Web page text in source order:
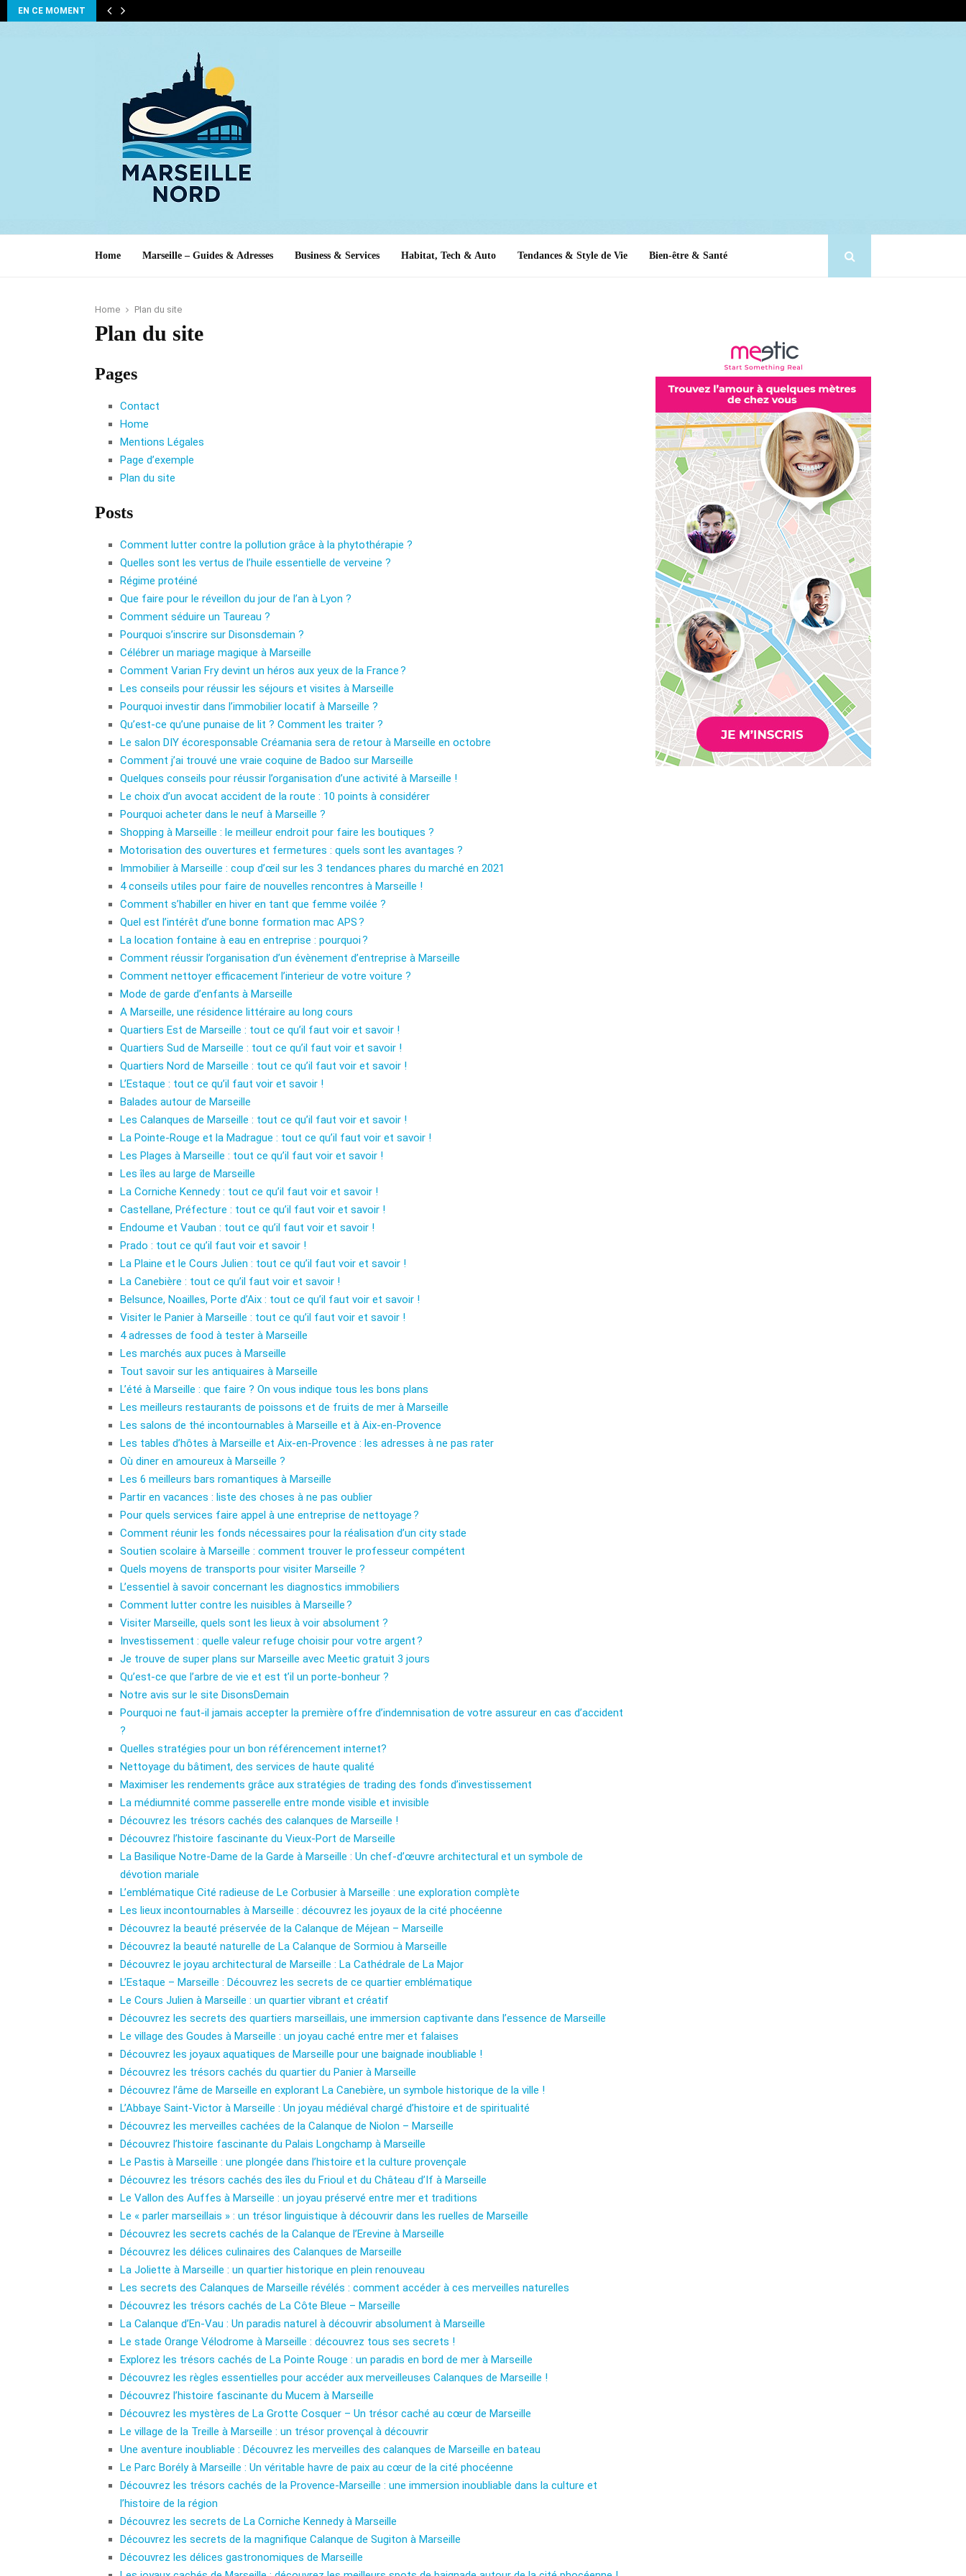
EN CE MOMENT
Home Marseille – Guides & Adresses Business & Services Habitat, Tech & Auto Tendances & Style de Vie Bien-être & Santé
Home Plan du site
Plan du site
Pages
Contact
Home
Mentions Légales
Page d’exemple
Plan du site
Posts
Comment lutter contre la pollution grâce à la phytothérapie ?
Quelles sont les vertus de l’huile essentielle de verveine ?
Régime protéiné
Que faire pour le réveillon du jour de l’an à Lyon ?
Comment séduire un Taureau ?
Pourquoi s’inscrire sur Disonsdemain ?
Célébrer un mariage magique à Marseille
Comment Varian Fry devint un héros aux yeux de la France ?
Les conseils pour réussir les séjours et visites à Marseille
Pourquoi investir dans l’immobilier locatif à Marseille ?
Qu’est-ce qu’une punaise de lit ? Comment les traiter ?
Le salon DIY écoresponsable Créamania sera de retour à Marseille en octobre
Comment j’ai trouvé une vraie coquine de Badoo sur Marseille
Quelques conseils pour réussir l’organisation d’une activité à Marseille !
Le choix d’un avocat accident de la route : 10 points à considérer
Pourquoi acheter dans le neuf à Marseille ?
Shopping à Marseille : le meilleur endroit pour faire les boutiques ?
Motorisation des ouvertures et fermetures : quels sont les avantages ?
Immobilier à Marseille : coup d’œil sur les 3 tendances phares du marché en 2021
4 conseils utiles pour faire de nouvelles rencontres à Marseille !
Comment s’habiller en hiver en tant que femme voilée ?
Quel est l’intérêt d’une bonne formation mac APS ?
La location fontaine à eau en entreprise : pourquoi ?
Comment réussir l’organisation d’un évènement d’entreprise à Marseille
Comment nettoyer efficacement l’interieur de votre voiture ?
Mode de garde d’enfants à Marseille
A Marseille, une résidence littéraire au long cours
Quartiers Est de Marseille : tout ce qu’il faut voir et savoir !
Quartiers Sud de Marseille : tout ce qu’il faut voir et savoir !
Quartiers Nord de Marseille : tout ce qu’il faut voir et savoir !
L’Estaque : tout ce qu’il faut voir et savoir !
Balades autour de Marseille
Les Calanques de Marseille : tout ce qu’il faut voir et savoir !
La Pointe-Rouge et la Madrague : tout ce qu’il faut voir et savoir !
Les Plages à Marseille : tout ce qu’il faut voir et savoir !
Les îles au large de Marseille
La Corniche Kennedy : tout ce qu’il faut voir et savoir !
Castellane, Préfecture : tout ce qu’il faut voir et savoir !
Endoume et Vauban : tout ce qu’il faut voir et savoir !
Prado : tout ce qu’il faut voir et savoir !
La Plaine et le Cours Julien : tout ce qu’il faut voir et savoir !
La Canebière : tout ce qu’il faut voir et savoir !
Belsunce, Noailles, Porte d’Aix : tout ce qu’il faut voir et savoir !
Visiter le Panier à Marseille : tout ce qu’il faut voir et savoir !
4 adresses de food à tester à Marseille
Les marchés aux puces à Marseille
Tout savoir sur les antiquaires à Marseille
L’été à Marseille : que faire ? On vous indique tous les bons plans
Les meilleurs restaurants de poissons et de fruits de mer à Marseille
Les salons de thé incontournables à Marseille et à Aix-en-Provence
Les tables d’hôtes à Marseille et Aix-en-Provence : les adresses à ne pas rater
Où diner en amoureux à Marseille ?
Les 6 meilleurs bars romantiques à Marseille
Partir en vacances : liste des choses à ne pas oublier
Pour quels services faire appel à une entreprise de nettoyage ?
Comment réunir les fonds nécessaires pour la réalisation d’un city stade
Soutien scolaire à Marseille : comment trouver le professeur compétent
Quels moyens de transports pour visiter Marseille ?
L’essentiel à savoir concernant les diagnostics immobiliers
Comment lutter contre les nuisibles à Marseille ?
Visiter Marseille, quels sont les lieux à voir absolument ?
Investissement : quelle valeur refuge choisir pour votre argent ?
Je trouve de super plans sur Marseille avec Meetic gratuit 3 jours
Qu’est-ce que l’arbre de vie et est t’il un porte-bonheur ?
Notre avis sur le site DisonsDemain
Pourquoi ne faut-il jamais accepter la première offre d’indemnisation de votre assureur en cas d’accident
?
Quelles stratégies pour un bon référencement internet?
Nettoyage du bâtiment, des services de haute qualité
Maximiser les rendements grâce aux stratégies de trading des fonds d’investissement
La médiumnité comme passerelle entre monde visible et invisible
Découvrez les trésors cachés des calanques de Marseille !
Découvrez l’histoire fascinante du Vieux-Port de Marseille
La Basilique Notre-Dame de la Garde à Marseille : Un chef-d’œuvre architectural et un symbole de
dévotion mariale
L’emblématique Cité radieuse de Le Corbusier à Marseille : une exploration complète
Les lieux incontournables à Marseille : découvrez les joyaux de la cité phocéenne
Découvrez la beauté préservée de la Calanque de Méjean – Marseille
Découvrez la beauté naturelle de La Calanque de Sormiou à Marseille
Découvrez le joyau architectural de Marseille : La Cathédrale de La Major
L’Estaque – Marseille : Découvrez les secrets de ce quartier emblématique
Le Cours Julien à Marseille : un quartier vibrant et créatif
Découvrez les secrets des quartiers marseillais, une immersion captivante dans l’essence de Marseille
Le village des Goudes à Marseille : un joyau caché entre mer et falaises
Découvrez les joyaux aquatiques de Marseille pour une baignade inoubliable !
Découvrez les trésors cachés du quartier du Panier à Marseille
Découvrez l’âme de Marseille en explorant La Canebière, un symbole historique de la ville !
L’Abbaye Saint-Victor à Marseille : Un joyau médiéval chargé d’histoire et de spiritualité
Découvrez les merveilles cachées de la Calanque de Niolon – Marseille
Découvrez l’histoire fascinante du Palais Longchamp à Marseille
Le Pastis à Marseille : une plongée dans l’histoire et la culture provençale
Découvrez les trésors cachés des îles du Frioul et du Château d’If à Marseille
Le Vallon des Auffes à Marseille : un joyau préservé entre mer et traditions
Le « parler marseillais » : un trésor linguistique à découvrir dans les ruelles de Marseille
Découvrez les secrets cachés de la Calanque de l’Erevine à Marseille
Découvrez les délices culinaires des Calanques de Marseille
La Joliette à Marseille : un quartier historique en plein renouveau
Les secrets des Calanques de Marseille révélés : comment accéder à ces merveilles naturelles
Découvrez les trésors cachés de La Côte Bleue – Marseille
La Calanque d’En-Vau : Un paradis naturel à découvrir absolument à Marseille
Le stade Orange Vélodrome à Marseille : découvrez tous ses secrets !
Explorez les trésors cachés de La Pointe Rouge : un paradis en bord de mer à Marseille
Découvrez les règles essentielles pour accéder aux merveilleuses Calanques de Marseille !
Découvrez l’histoire fascinante du Mucem à Marseille
Découvrez les mystères de La Grotte Cosquer – Un trésor caché au cœur de Marseille
Le village de la Treille à Marseille : un trésor provençal à découvrir
Une aventure inoubliable : Découvrez les merveilles des calanques de Marseille en bateau
Le Parc Borély à Marseille : Un véritable havre de paix au cœur de la cité phocéenne
Découvrez les trésors cachés de la Provence-Marseille : une immersion inoubliable dans la culture et
l’histoire de la région
Découvrez les secrets de La Corniche Kennedy à Marseille
Découvrez les secrets de la magnifique Calanque de Sugiton à Marseille
Découvrez les délices gastronomiques de Marseille